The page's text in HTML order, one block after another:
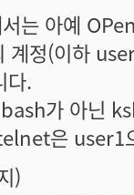
는 아예
계정(이하
다.
가 아닌
은 user1
)